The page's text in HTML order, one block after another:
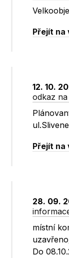
Přejít na
12. 10.
odkaz
Přejít na
28. 09.
místní
Do